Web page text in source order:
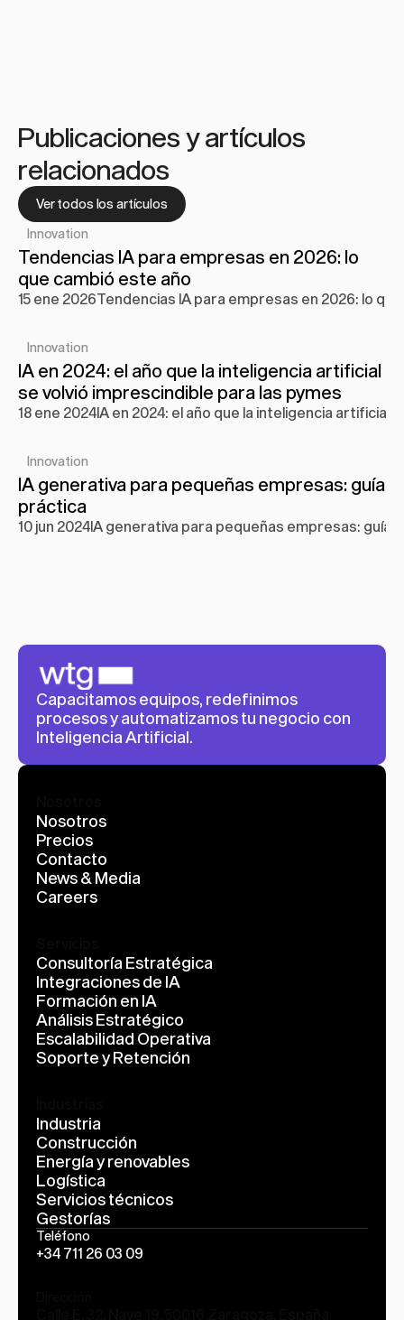
Publicaciones y artículos
relacionados
Ver todos los artículos
Innovation
Tendencias IA para empresas en 2026: lo
que cambió este año
15 ene 2026Tendencias IA para empresas en 2026: lo
Innovation
IA en 2024: el año que la inteligencia artificial
se volvió imprescindible para las pymes
18 ene 2024IA en 2024: el año que la inteligencia artificial
Innovation
IA generativa para pequeñas empresas: guía
práctica
10 jun 2024IA generativa para pequeñas empresas: guía
Capacitamos equipos, redefinimos
procesos y automatizamos tu negocio con
Inteligencia Artificial.
Nosotros
Precios
Contacto
News & Media
Careers
Consultoría Estratégica
Integraciones de IA
Formación en IA
Análisis Estratégico
Escalabilidad Operativa
Soporte y Retención
Industria
Construcción
Energía y renovables
Logística
Servicios técnicos
Gestorías
Teléfono
+34 711 26 03 09